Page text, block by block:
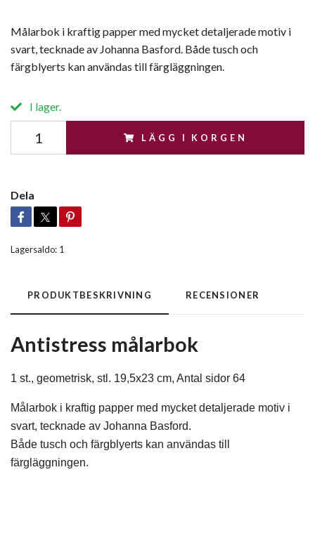
Målarbok i kraftig papper med mycket detaljerade motiv i
svart, tecknade av Johanna Basford. Både tusch och
färgblyerts kan användas till färgläggningen.
I lager.
LÄGG I KORGEN
Dela
Lagersaldo: 1
PRODUKTBESKRIVNING RECENSIONER
Antistress målarbok
1 st., geometrisk, stl. 19,5x23 cm, Antal sidor 64
Målarbok i kraftig papper med mycket detaljerade motiv i
svart, tecknade av Johanna Basford.
Både tusch och färgblyerts kan användas till
färgläggningen.